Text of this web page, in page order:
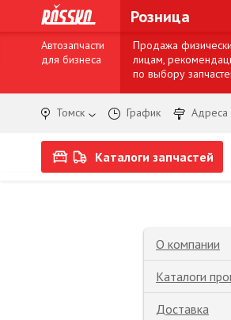
Розница
Автозапчасти
для бизнеса
Продажа
лицам,
по выбору
Томск График Адреса
Каталоги запчастей
О компании
Каталоги
Доставка